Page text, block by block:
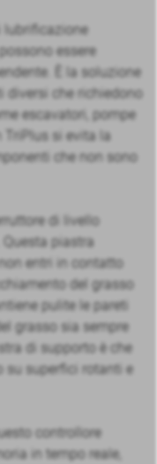
lubrificazione
essere
È la soluzione
diversi che richiedono
escavatori, pompe
TriPlus si evita la
che non sono
di livello
piastra
entri in contatto
del grasso
pulite le pareti
grasso sia sempre
di supporto è che
su superfici rotanti e
controllore
in tempo reale,